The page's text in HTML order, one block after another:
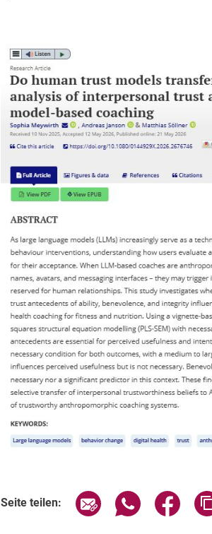
Seite teilen: Seite über E-Mail
Seite über